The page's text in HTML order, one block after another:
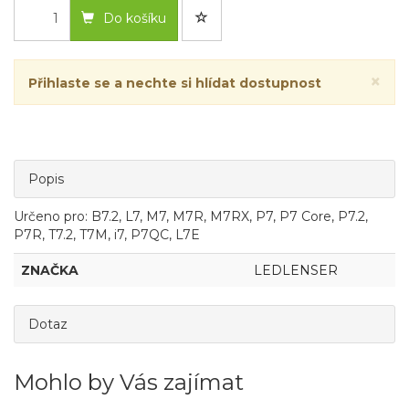
Do košíku
×
Přihlaste se a nechte si hlídat dostupnost
Popis
Určeno pro: B7.2, L7, M7, M7R, M7RX, P7, P7 Core, P7.2,
P7R, T7.2, T7M, i7, P7QC, L7E
ZNAČKA LEDLENSER
Dotaz
Mohlo by Vás zajímat